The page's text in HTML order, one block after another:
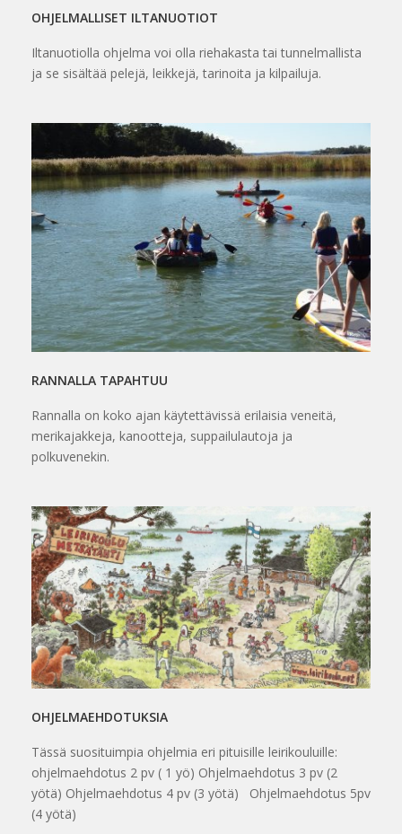
OHJELMALLISET ILTANUOTIOT
Iltanuotiolla ohjelma voi olla riehakasta tai tunnelmallista
ja se sisältää pelejä, leikkejä, tarinoita ja kilpailuja.
RANNALLA TAPAHTUU
Rannalla on koko ajan käytettävissä erilaisia veneitä,
merikajakkeja, kanootteja, suppailulautoja ja
polkuvenekin.
OHJELMAEHDOTUKSIA
Tässä suosituimpia ohjelmia eri pituisille leirikouluille:
ohjelmaehdotus 2 pv ( 1 yö) Ohjelmaehdotus 3 pv (2
yötä) Ohjelmaehdotus 4 pv (3 yötä) Ohjelmaehdotus 5pv
(4 yötä)